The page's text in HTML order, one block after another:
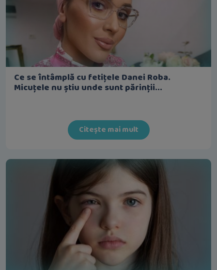
Ce se întâmplă cu fetițele Danei Roba.
Micuțele nu știu unde sunt părinții...
Citește mai mult